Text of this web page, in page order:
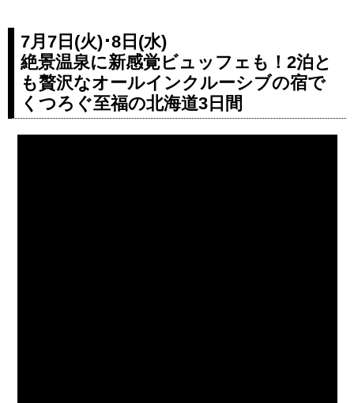
7月7日(火)･8日(水)
絶景温泉に新感覚ビュッフェも！2泊と
も贅沢なオールインクルーシブの宿で
くつろぐ至福の北海道3日間